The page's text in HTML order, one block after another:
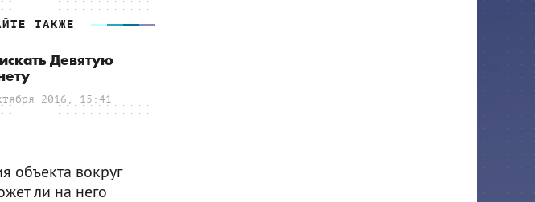
ТАКЖЕ
Девятую
2016, 15:41
объекта вокруг
ли на него